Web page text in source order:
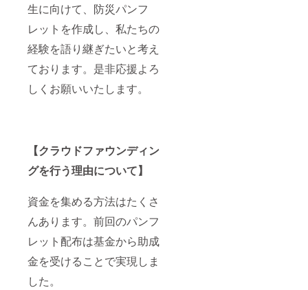
生に向けて、防災パンフ
レットを作成し、私たちの
経験を語り継ぎたいと考え
ております。是非応援よろ
しくお願いいたします。
【クラウドファウンディン
グを行う理由について】
資金を集める方法はたくさ
んあります。前回のパンフ
レット配布は基金から助成
金を受けることで実現しま
した。